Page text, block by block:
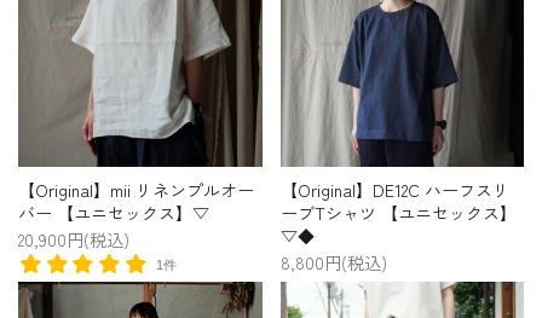
【Original】mii リネンプルオー
バー 【ユニセックス】▽
20,900円(税込)
1件
【Original】DE12C ハーフスリ
ーブTシャツ 【ユニセックス】
▽◆
8,800円(税込)